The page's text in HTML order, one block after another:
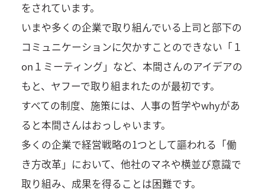
をされています。
いまや多くの企業で取り組んでいる上司と部下の
コミュニケーションに欠かすことのできない「１
on１ミーティング」など、本間さんのアイデアの
もと、ヤフーで取り組まれたのが最初です。
すべての制度、施策には、人事の哲学やwhyがあ
ると本間さんはおっしゃいます。
多くの企業で経営戦略の1つとして謳われる「働
き方改革」において、他社のマネや横並び意識で
取り組み、成果を得ることは困難です。